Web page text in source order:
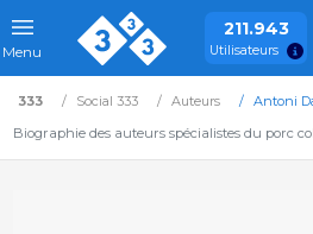
Menu
211.943
Utilisateurs
333 Social 333 Auteurs
Antoni
Biographie des auteurs spécialistes du porc